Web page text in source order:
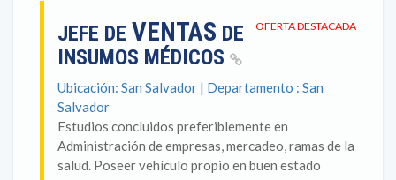
OFERTA DESTACADA
JEFE DE VENTAS DE
INSUMOS MÉDICOS
Ubicación: San Salvador | Departamento : San
Salvador
Estudios concluidos preferiblemente en
Administración de empresas, mercadeo, ramas de la
salud. Poseer vehículo propio en buen estado